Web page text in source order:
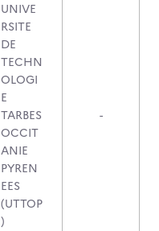
UNIVE
RSITE
DE
TECHN
OLOGI
E
TARBES
OCCIT
ANIE
PYREN
EES
(UTTOP
)
-